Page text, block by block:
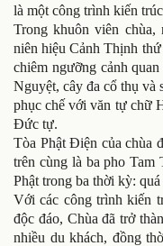
là một công trình kiến
Trong khuôn viên
niên hiệu Cảnh Thịnh
chiêm ngưỡng cảnh
Nguyệt, cây đa cổ thụ và
phục chế với văn tự chữ
Đức tự.
Tòa Phật Điện của chùa
trên cùng là ba pho
Phật trong ba thời kỳ:
Với các công trình kiến
độc đáo, Chùa đã trở
nhiều du khách, đồng